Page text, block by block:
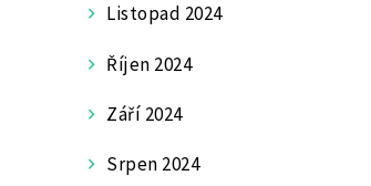
Listopad 2024
Říjen 2024
Září 2024
Srpen 2024